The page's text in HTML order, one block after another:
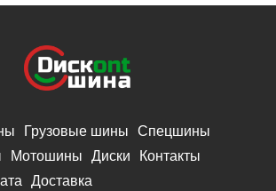
Грузовые шины
Спецшины
Мотошины Диски
Контакты
Доставка